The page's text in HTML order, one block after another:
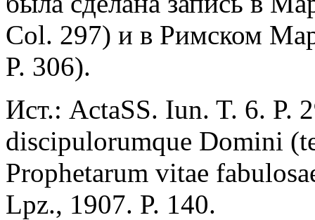
Col. 297) и в Римском
P. 306).
Ист.: ActaSS. Iun. T. 6. P.
discipulorumque Domini
Prophetarum vitae
Lpz., 1907. P. 140.